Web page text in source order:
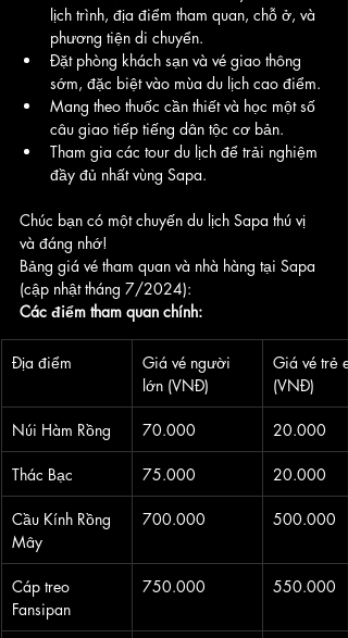
lịch trình, địa điểm tham quan, chỗ ở, và
phương tiện di chuyển.
Đặt phòng khách sạn và vé giao thông
sớm, đặc biệt vào mùa du lịch cao điểm.
Mang theo thuốc cần thiết và học một số
câu giao tiếp tiếng dân tộc cơ bản.
Tham gia các tour du lịch để trải nghiệm
đầy đủ nhất vùng Sapa.
Chúc bạn có một chuyến du lịch Sapa thú vị
và đáng nhớ!
Bảng giá vé tham quan và nhà hàng tại Sapa
(cập nhật tháng 7/2024):
Các điểm tham quan chính:
Địa điểm
Giá vé người
lớn (VNĐ)
Giá vé trẻ
(VNĐ)
Núi Hàm Rồng 70.000 20.000
Thác Bạc 75.000 20.000
Cầu Kính Rồng
Mây
700.000 500.000
Cáp treo
Fansipan
750.000 550.000